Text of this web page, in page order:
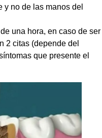
y no de las manos del
una hora, en caso de ser
2 citas (depende del
que presente el